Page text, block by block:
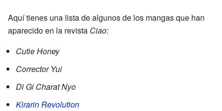
Aquí tienes una lista de algunos de los mangas que han
aparecido en la revista Ciao:
Cutie Honey
Corrector Yui
Di Gi Charat Nyo
Kirarin Revolution